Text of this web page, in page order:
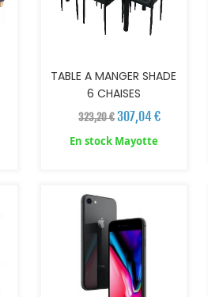
TABLE A MANGER SHADE
6 CHAISES
323,20 €307,04 €
En stock Mayotte